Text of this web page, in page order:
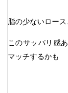
脂の少ないロー
このサッパリ感
マッチするかも